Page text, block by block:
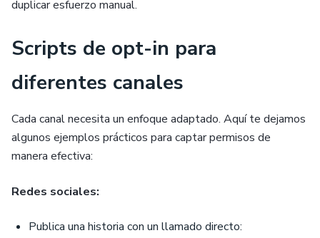
duplicar esfuerzo manual.
Scripts de opt-in para
diferentes canales
Cada canal necesita un enfoque adaptado. Aquí te dejamos
algunos ejemplos prácticos para captar permisos de
manera efectiva:
Redes sociales:
Publica una historia con un llamado directo: